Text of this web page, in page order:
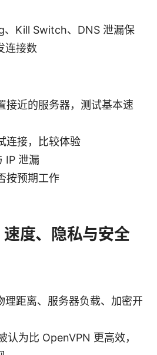
、Kill Switch、DNS 泄漏保
连接数
接近的服务器，测试基本速
连接，比较体验
IP 泄漏
按预期工作
度、隐私与安全
理距离、服务器负载、加密开
认为比 OpenVPN 更高效，